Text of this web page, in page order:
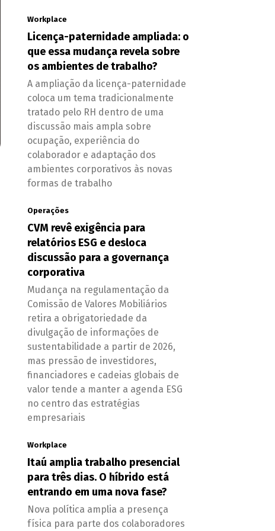
Workplace
Licença-paternidade ampliada: o
que essa mudança revela sobre
os ambientes de trabalho?
A ampliação da licença-paternidade
coloca um tema tradicionalmente
tratado pelo RH dentro de uma
discussão mais ampla sobre
ocupação, experiência do
colaborador e adaptação dos
ambientes corporativos às novas
formas de trabalho
Operações
CVM revê exigência para
relatórios ESG e desloca
discussão para a governança
corporativa
Mudança na regulamentação da
Comissão de Valores Mobiliários
retira a obrigatoriedade da
divulgação de informações de
sustentabilidade a partir de 2026,
mas pressão de investidores,
financiadores e cadeias globais de
valor tende a manter a agenda ESG
no centro das estratégias
empresariais
Workplace
Itaú amplia trabalho presencial
para três dias. O híbrido está
entrando em uma nova fase?
Nova política amplia a presença
física para parte dos colaboradores